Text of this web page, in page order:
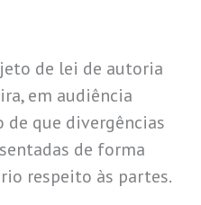
de lei de autoria
em audiência
que divergências
de forma
respeito às partes.